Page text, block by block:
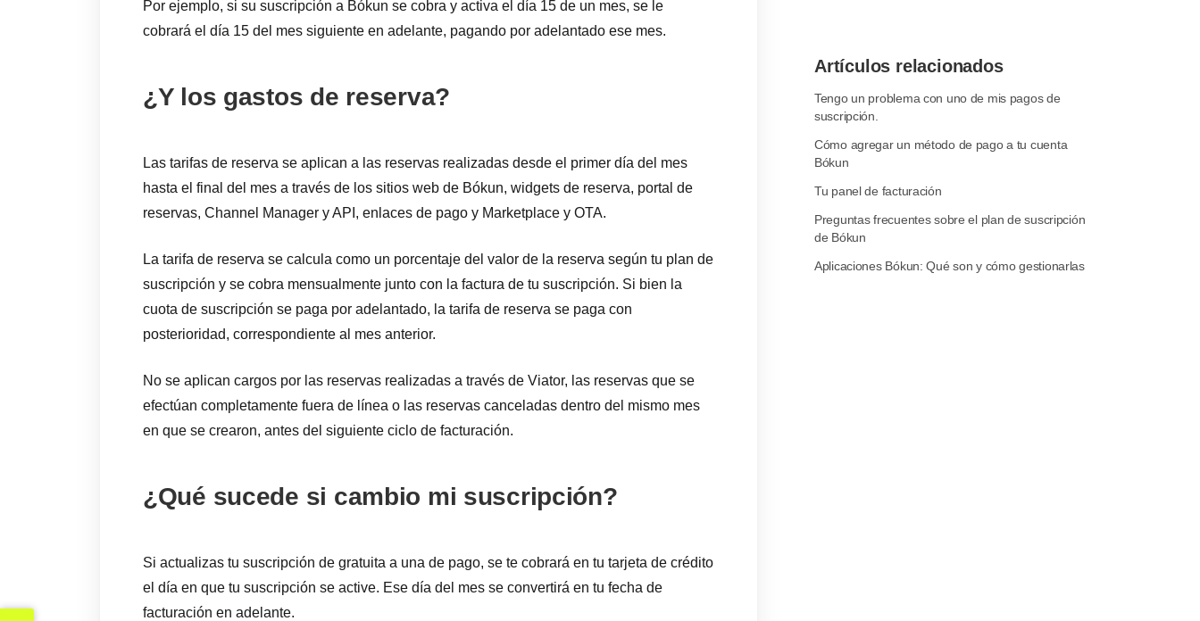
Por ejemplo, si su suscripción a Bókun se cobra y activa el día 15 de un mes, se le
cobrará el día 15 del mes siguiente en adelante, pagando por adelantado ese mes.
¿Y los gastos de reserva?
Las tarifas de reserva se aplican a las reservas realizadas desde el primer día del mes
hasta el final del mes a través de los sitios web de Bókun, widgets de reserva, portal de
reservas, Channel Manager y API, enlaces de pago y Marketplace y OTA.
La tarifa de reserva se calcula como un porcentaje del valor de la reserva según tu plan de
suscripción y se cobra mensualmente junto con la factura de tu suscripción. Si bien la
cuota de suscripción se paga por adelantado, la tarifa de reserva se paga con
posterioridad, correspondiente al mes anterior.
No se aplican cargos por las reservas realizadas a través de Viator, las reservas que se
efectúan completamente fuera de línea o las reservas canceladas dentro del mismo mes
en que se crearon, antes del siguiente ciclo de facturación.
¿Qué sucede si cambio mi suscripción?
Si actualizas tu suscripción de gratuita a una de pago, se te cobrará en tu tarjeta de crédito
el día en que tu suscripción se active. Ese día del mes se convertirá en tu fecha de
facturación en adelante.
Artículos relacionados
Tengo un problema con uno de mis pagos de
suscripción.
Cómo agregar un método de pago a tu cuenta
Bókun
Tu panel de facturación
Preguntas frecuentes sobre el plan de suscripción
de Bókun
Aplicaciones Bókun: Qué son y cómo gestionarlas